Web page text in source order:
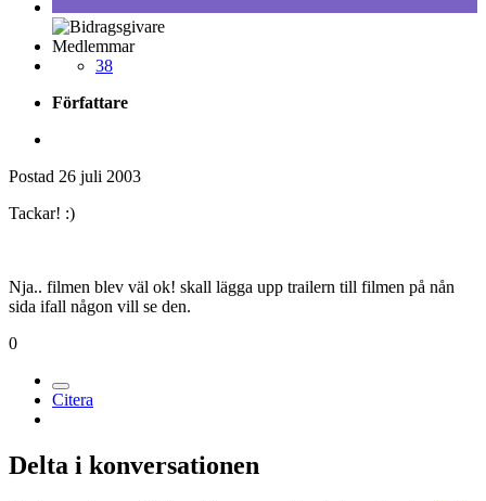
Medlemmar
38
Författare
Postad 26 juli 2003
Tackar! :)
Nja.. filmen blev väl ok! skall lägga upp trailern till filmen på nån
sida ifall någon vill se den.
0
Citera
Delta i konversationen